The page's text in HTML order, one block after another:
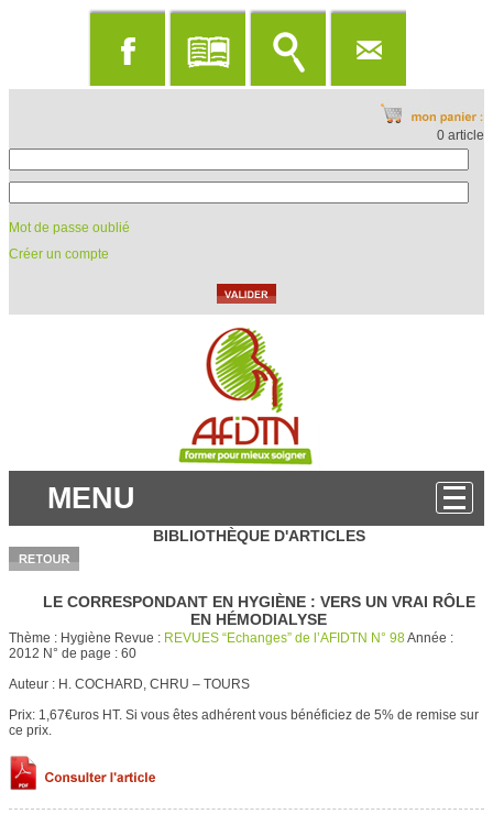
0 article
Mot de passe oublié
Créer un compte
MENU
BIBLIOTHÈQUE D'ARTICLES
LE CORRESPONDANT EN HYGIÈNE : VERS UN VRAI RÔLE
EN HÉMODIALYSE
Thème : Hygiène Revue : REVUES “Echanges” de l’AFIDTN N° 98Année :
2012 N° de page : 60
Auteur : H. COCHARD, CHRU – TOURS
Prix: 1,67€uros HT. Si vous êtes adhérent vous bénéficiez de 5% de remise sur
ce prix.